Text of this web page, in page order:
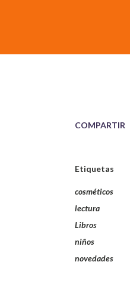
COMPARTIR
Etiquetas
cosméticos
lectura
Libros
niños
novedades